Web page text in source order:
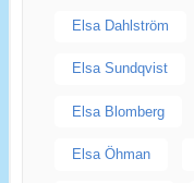
Elsa Dahlström
Elsa Sundqvist
Elsa Blomberg
Elsa Öhman